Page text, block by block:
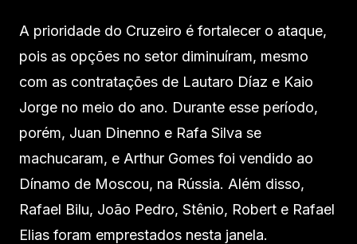
A prioridade do Cruzeiro é fortalecer o ataque,
pois as opções no setor diminuíram, mesmo
com as contratações de Lautaro Díaz e Kaio
Jorge no meio do ano. Durante esse período,
porém, Juan Dinenno e Rafa Silva se
machucaram, e Arthur Gomes foi vendido ao
Dínamo de Moscou, na Rússia. Além disso,
Rafael Bilu, João Pedro, Stênio, Robert e Rafael
Elias foram emprestados nesta janela.